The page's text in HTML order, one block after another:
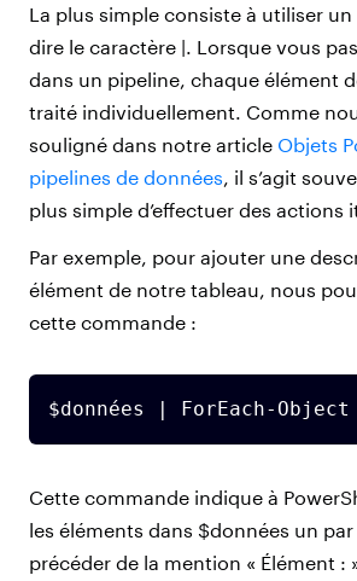
La plus simple consiste à utiliser un
dire le caractère |. Lorsque vous
dans un pipeline, chaque élément
traité individuellement. Comme
souligné dans notre article Objets
pipelines de données, il s’agit
plus simple d’effectuer des actions
Par exemple, pour ajouter une
élément de notre tableau, nous
cette commande :
$données | ForEach-
Cette commande indique à
les éléments dans $données un
précéder de la mention « Élément :